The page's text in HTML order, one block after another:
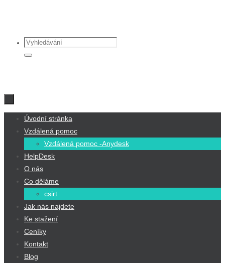
Search
for:
Vyhledávání
PřeskočitÚvodní stránka
Vzdálená pomoc
Vzdálená pomoc -Anydesk
HelpDesk
O nás
Co děláme
csirt
Jak nás najdete
Ke stažení
Ceníky
Kontakt
Blog